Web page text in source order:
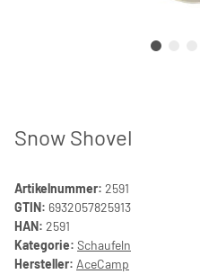
Snow Shovel
Artikelnummer: 2591
GTIN: 6932057825913
HAN: 2591
Kategorie: Schaufeln
Hersteller: AceCamp